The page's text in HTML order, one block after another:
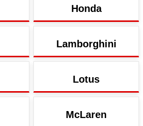
Honda
Lamborghini
Lotus
McLaren